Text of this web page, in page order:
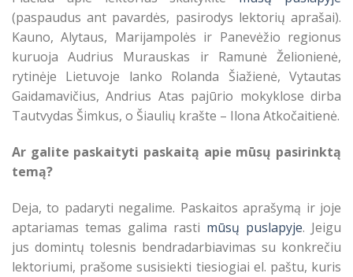
(paspaudus ant pavardės, pasirodys lektorių aprašai).
Kauno, Alytaus, Marijampolės ir Panevėžio regionus
kuruoja Audrius Murauskas ir Ramunė Želionienė,
rytinėje Lietuvoje lanko Rolanda Šiažienė, Vytautas
Gaidamavičius, Andrius Atas pajūrio mokyklose dirba
Tautvydas Šimkus, o Šiaulių krašte – Ilona Atkočaitienė.
Ar galite paskaityti paskaitą apie mūsų pasirinktą
temą?
Deja, to padaryti negalime. Paskaitos aprašymą ir joje
aptariamas temas galima rasti mūsų puslapyje. Jeigu
jus domintų tolesnis bendradarbiavimas su konkrečiu
lektoriumi, prašome susisiekti tiesiogiai el. paštu, kuris